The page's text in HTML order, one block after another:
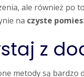
ale również po
na czyste
z
metody są bardzo